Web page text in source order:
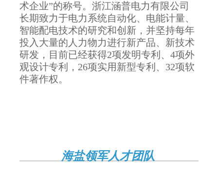
术企业”的称号。浙江涵普电力有限公司
长期致力于电力系统自动化、电能计量、
智能配电技术的研究和创新，并坚持每年
投入大量的人力物力进行新产品、新技术
研发，目前已经获得2项发明专利、4项外
观设计专利，26项实用新型专利、32项软
件著作权。
海盐领军人才团队